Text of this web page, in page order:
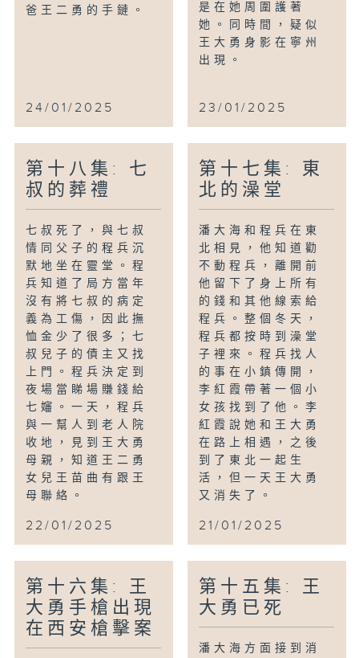
爸王二勇的手鏈。
24/01/2025
是在她周圍護著
她。同時間，疑似
王大勇身影在寧州
出現。
23/01/2025
第十八集: 七
叔的葬禮
七叔死了，與七叔
情同父子的程兵沉
默地坐在靈堂。程
兵知道了局方當年
沒有將七叔的病定
義為工傷，因此撫
恤金少了很多；七
叔兒子的債主又找
上門。程兵決定到
夜場當睇場賺錢給
七嬸。一天，程兵
與一幫人到老人院
收地，見到王大勇
母親，知道王二勇
女兒王苗曲有跟王
母聯絡。
22/01/2025
第十七集: 東
北的澡堂
潘大海和程兵在東
北相見，他知道勸
不動程兵，離開前
他留下了身上所有
的錢和其他線索給
程兵。整個冬天，
程兵都按時到澡堂
子裡來。程兵找人
的事在小鎮傳開，
李紅霞帶著一個小
女孩找到了他。李
紅霞說她和王大勇
在路上相遇，之後
到了東北一起生
活，但一天王大勇
又消失了。
21/01/2025
第十六集: 王
大勇手槍出現
在西安槍擊案
第十五集: 王
大勇已死
潘大海方面接到消